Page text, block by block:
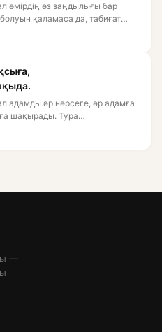
өмірдің өз заңдылығы бар
болуын қаламаса да, табиғат
адамды әр нәрсеге, әр адамға
шақырады. Тура
—